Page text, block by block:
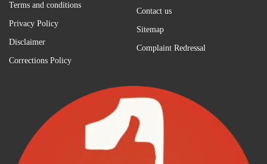
Terms and conditions
Privacy Policy
Disclaimer
Corrections Policy
Contact us
Sitemap
Complaint Redressal